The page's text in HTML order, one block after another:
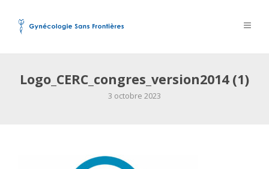
Logo_CERC_congres_version2014 (1)
3 octobre 2023